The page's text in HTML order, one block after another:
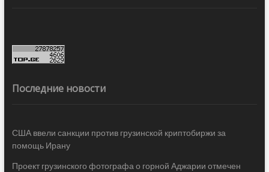
Последние новости
США ввели санкции против грузинской криптобиржи за
помощь Ирану
Проект грузинского фотографа о горной Аджарии отмечен